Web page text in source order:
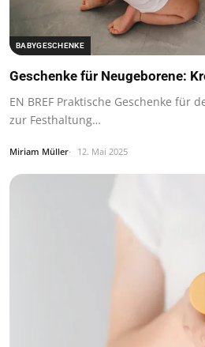
BABYGESCHENKE
Geschenke für Neugeborene:
EN BREF Praktische Geschenke für
zur Festhaltung…
Miriam Müller 12. Mai 2025